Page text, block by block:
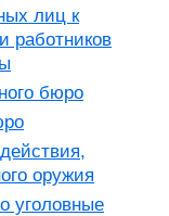
лиц к
работников
бюро
оружия
уголовные